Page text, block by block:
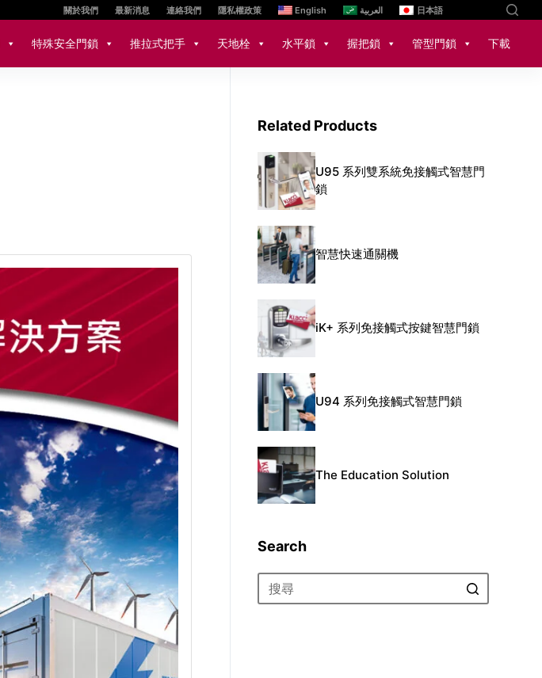
關於我們 最新消息 連絡我們 隱私權政策 English العربية 日本語
特殊安全門鎖 推拉式把手 天地栓 水平鎖 握把鎖 管型門鎖 下載
Related Products
U95 系列雙系統免接觸式智慧門
鎖
智慧快速通關機
iK+ 系列免接觸式按鍵智慧門鎖
U94 系列免接觸式智慧門鎖
The Education Solution
Search